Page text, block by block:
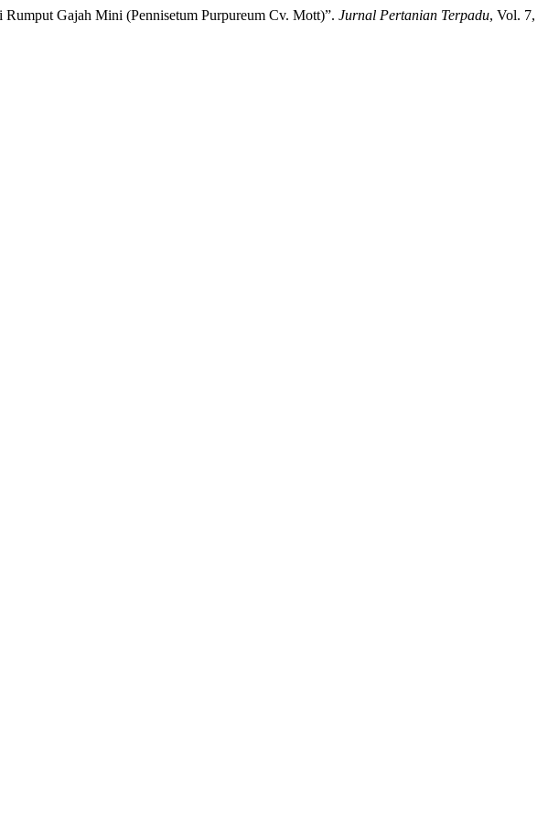
Gajah Mini (Pennisetum Purpureum Cv. Mott)”. Jurnal Pertanian Terpadu, Vol. 7,